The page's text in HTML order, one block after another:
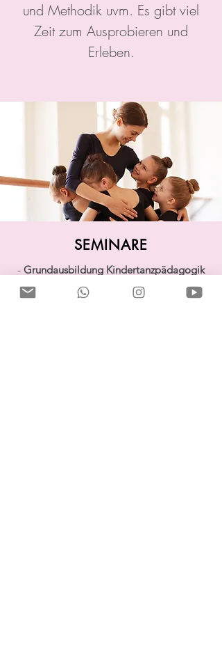
und Methodik uvm. Es gibt viel
Zeit zum Ausprobieren und
Erleben.
SEMINARE
- Grundausbildung Kindertanzpädagogik
- Kinderballettpädagogik
- Kinderpsychologie im Kindertanz